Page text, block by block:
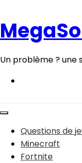
contenu
Un problème ? une
Questions de
Minecraft
Fortnite